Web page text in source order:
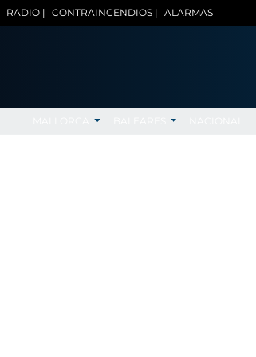
RADIO | CONTRAINCENDIOS | ALARMAS